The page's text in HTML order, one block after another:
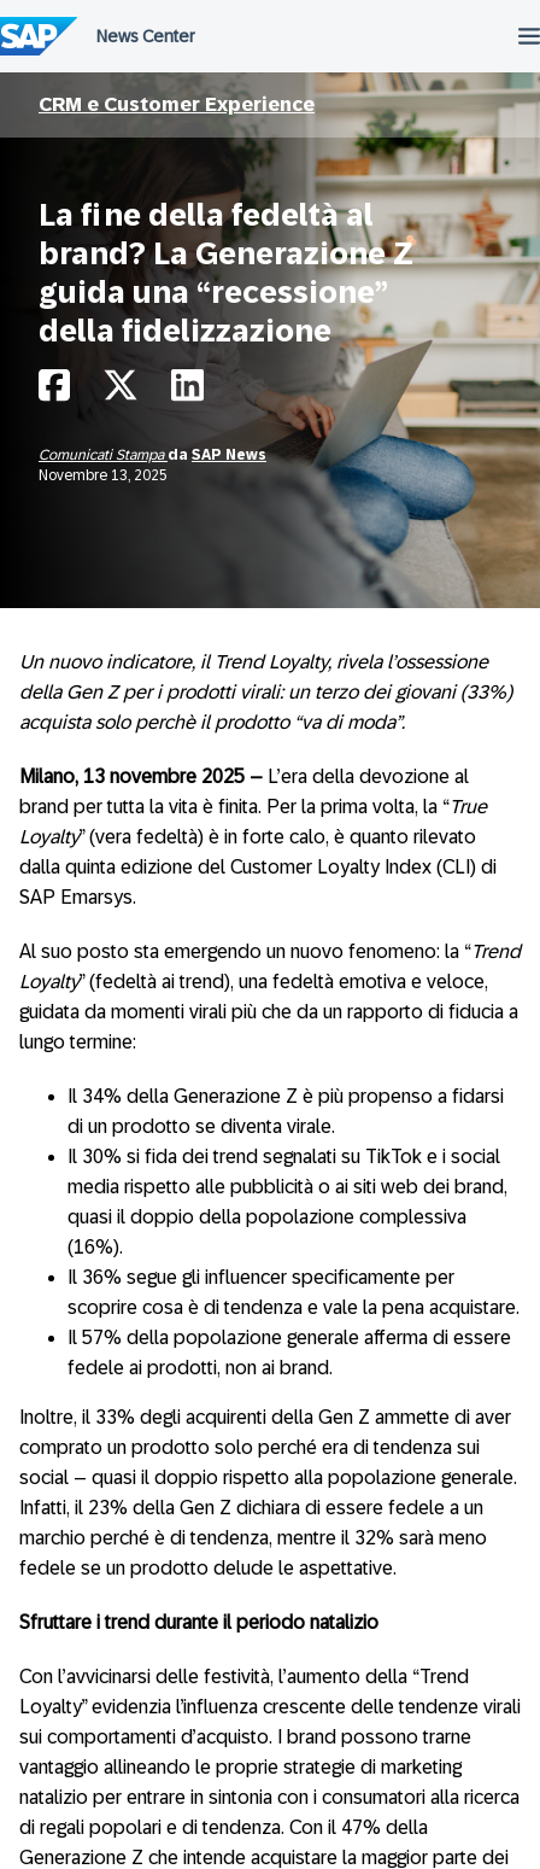
al
contenuto
CRM e Customer Experience
La fine della fedeltà al
brand? La Generazione Z
guida una “recessione”
della fidelizzazione
Comunicati Stampa da SAP News
Novembre 13, 2025
Un nuovo indicatore, il Trend Loyalty, rivela l’ossessione
della Gen Z per i prodotti virali: un terzo dei giovani (33%)
acquista solo perchè il prodotto “va di moda”.
Milano, 13 novembre 2025 – L’era della devozione al
brand per tutta la vita è finita. Per la prima volta, la “True
Loyalty” (vera fedeltà) è in forte calo, è quanto rilevato
dalla quinta edizione del Customer Loyalty Index (CLI) di
SAP Emarsys.
Al suo posto sta emergendo un nuovo fenomeno: la “Trend
Loyalty” (fedeltà ai trend), una fedeltà emotiva e veloce,
guidata da momenti virali più che da un rapporto di fiducia a
lungo termine:
Il 34% della Generazione Z è più propenso a fidarsi
di un prodotto se diventa virale.
Il 30% si fida dei trend segnalati su TikTok e i social
media rispetto alle pubblicità o ai siti web dei brand,
quasi il doppio della popolazione complessiva
(16%).
Il 36% segue gli influencer specificamente per
scoprire cosa è di tendenza e vale la pena acquistare.
Il 57% della popolazione generale afferma di essere
fedele ai prodotti, non ai brand.
Inoltre, il 33% degli acquirenti della Gen Z ammette di aver
comprato un prodotto solo perché era di tendenza sui
social – quasi il doppio rispetto alla popolazione generale.
Infatti, il 23% della Gen Z dichiara di essere fedele a un
marchio perché è di tendenza, mentre il 32% sarà meno
fedele se un prodotto delude le aspettative.
Sfruttare i trend durante il periodo natalizio
Con l’avvicinarsi delle festività, l’aumento della “Trend
Loyalty” evidenzia l’influenza crescente delle tendenze virali
sui comportamenti d’acquisto. I brand possono trarne
vantaggio allineando le proprie strategie di marketing
natalizio per entrare in sintonia con i consumatori alla ricerca
di regali popolari e di tendenza. Con il 47% della
Generazione Z che intende acquistare la maggior parte dei